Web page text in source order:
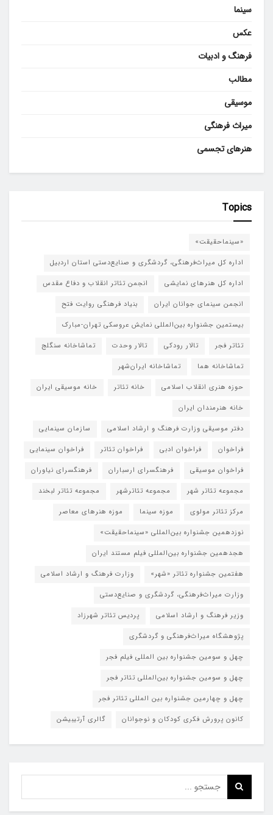
سینما
عکس
فرهنگ و ادبیات
مطالب
موسیقی
میراث فرهنگی
هنرهای تجسمی
Topics
«سینماحقیقت»
اداره کل میراث‌فرهنگی، گردشگری و صنایع‌دستی استان اردبیل
اداره کل هنرهای نمایشی
انجمن تئاتر انقلاب و دفاع مقدس
انجمن سینمای جوانان ایران
بنیاد فرهنگی روایت فتح
بیستمین جشنواره بین‌المللی نمایش عروسکی تهران-مبارک
تئاتر فجر
تالار رودکی تالار وحدت
تماشاخانه سنگلج
تماشاخانه هما
تماشاخانه‌ ایران‌شهر
حوزه هنری انقلاب اسلامی
خانه تئاتر
خانه موسیقی ایران
خانه هنرمندان ایران
دفتر موسیقی وزارت فرهنگ و ارشاد اسلامی
سازمان سینمایی
فراخوان
فراخوان ادبی فراخوان تئاتر
فراخوان سینمایی
فراخوان موسیقی
فرهنگسرای ارسباران
فرهنگسرای نیاوران
مجموعه تئاتر شهر
مجموعه تئاترشهر
مجموعه تئاتر لبخند
مرکز تئاتر مولوی
موزه سینما
موزه هنرهای معاصر
نوزدهمین جشنواره بین‌المللی «سینماحقیقت»
هجدهمین جشنواره بین‌المللی فیلم مستند ایران
هفتمین جشنواره تئاتر «شهر»
وزارت فرهنگ و ارشاد اسلامی
وزارت میراث‌فرهنگی، گردشگری و صنایع‌دستی
وزیر فرهنگ و ارشاد اسلامی
پردیس تئاتر شهرزاد
پژوهشگاه میراث‌فرهنگی و گردشگری
چهل و سومین جشنواره بین المللی فیلم فجر
چهل و سومین جشنواره بین‌المللی تئاتر فجر
چهل و چهارمین جشنواره بین المللی تئاتر فجر
کانون پرورش فکری کودکان و نوجوانان
گالری آرتیبیشن